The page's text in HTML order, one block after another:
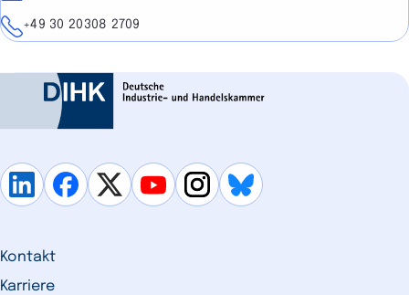
Telefon
+49 30 20308 2709
Kontakt
Karriere